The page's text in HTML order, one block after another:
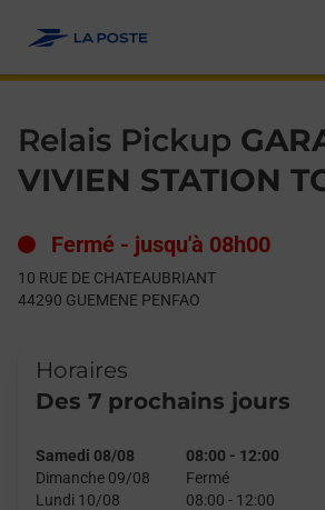
Relais Pickup
VIVIEN STATION
Fermé - jusqu'à 08h00
10 RUE DE CHATEAUBRIANT
44290 GUEMENE PENFAO
Horaires
Des 7 prochains jours
Samedi 08/08 08:00 - 12:00
Dimanche 09/08
Fermé
Lundi 10/08
08:00 - 12:00